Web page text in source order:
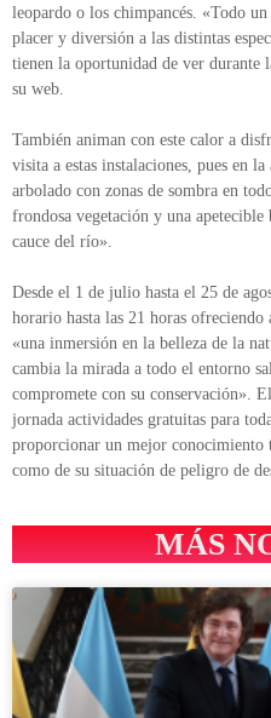
leopardo o los chimpancés. «Todo
placer y diversión a las distintas
tienen la oportunidad de ver durante
su web.
También animan con este calor a
visita a estas instalaciones, pues en
arbolado con zonas de sombra en
frondosa vegetación y una
cauce del río».
Desde el 1 de julio hasta el 25 de
horario hasta las 21 horas ofreciendo
«una inmersión en la belleza de la
cambia la mirada a todo el entorno
compromete con su conservación».
jornada actividades gratuitas para
proporcionar un mejor conocimiento
como de su situación de peligro de
MÁS